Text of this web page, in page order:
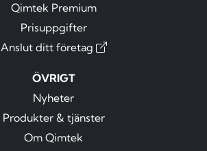
Qimtek Premium
Prisuppgifter
Anslut ditt företag
ÖVRIGT
Nyheter
Produkter & tjänster
Om Qimtek